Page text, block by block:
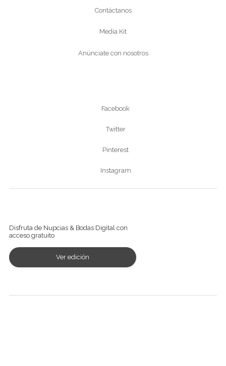
Contáctanos
Media Kit
Anúnciate con nosotros
Facebook
Twitter
Pinterest
Instagram
Disfruta de Nupcias & Bodas Digital con
acceso gratuito
Ver edición